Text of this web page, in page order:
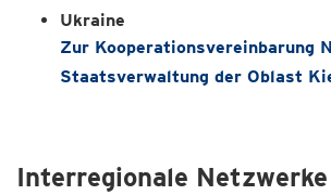
Ukraine
Zur Kooperationsvereinbarung
Staatsverwaltung der Oblast
Interregionale Netzwerke